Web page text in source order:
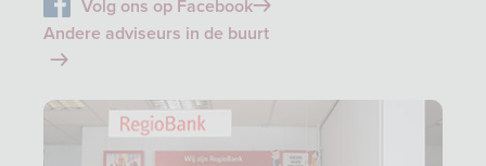
Volg ons op Facebook
Andere adviseurs in de buurt